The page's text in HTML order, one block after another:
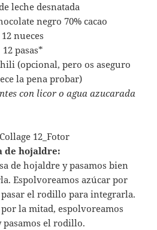
leche desnatada
negro 70% cacao
12 nueces
12 pasas*
(opcional, pero os aseguro
la pena probar)
con licor o agua azucarada
de hojaldre:
de hojaldre y pasamos bien
Espolvoreamos azúcar por
el rodillo para integrarla.
la mitad, espolvoreamos
pasamos el rodillo.